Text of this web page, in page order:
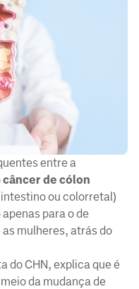
entre a
câncer de cólon
ou colorretal)
para o de
mulheres, atrás do
do CHN, explica que é
da mudança de